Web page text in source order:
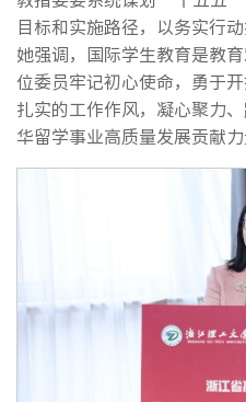
目标和实施路径，以务实行
她强调，国际学生教育是教
位委员牢记初心使命，勇于
扎实的工作作风，凝心聚力
华留学事业高质量发展贡献力